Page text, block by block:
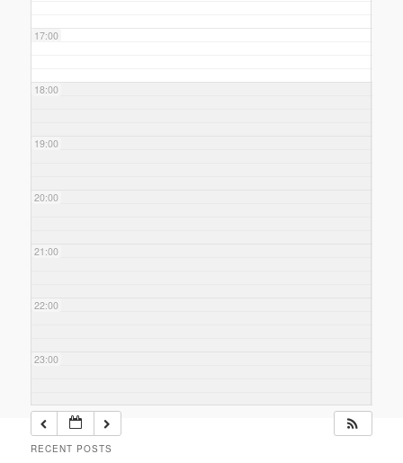
17:00
18:00
19:00
20:00
21:00
22:00
23:00
RECENT POSTS